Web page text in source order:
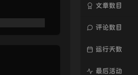
文章数目
评论数目
运行天数
最后活动